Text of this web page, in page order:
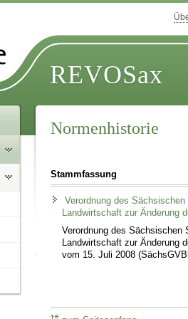
REVOSax
Normenhistorie
Stammfassung
Verordnung des
Landwirtschaft zur Änderung
Verordnung des Sächsischen
Landwirtschaft zur Änderung
vom 15. Juli 2008